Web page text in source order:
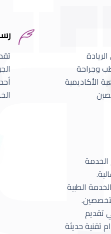
وجراحة
الأكاديمية
الخدمة
الطبية
تقديم
تقنية حديثة